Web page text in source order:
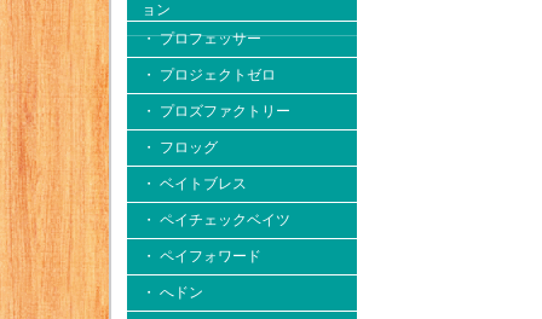
ョン
・ プロフェッサー
・ プロジェクトゼロ
・ プロズファクトリー
・ フロッグ
・ ベイトブレス
・ ペイチェックベイツ
・ ペイフォワード
・ へドン